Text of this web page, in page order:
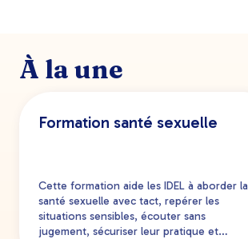
via notre
À la une
Formation santé sexuelle
Cette formation aide les IDEL à aborder la
santé sexuelle avec tact, repérer les
situations sensibles, écouter sans
jugement, sécuriser leur pratique et